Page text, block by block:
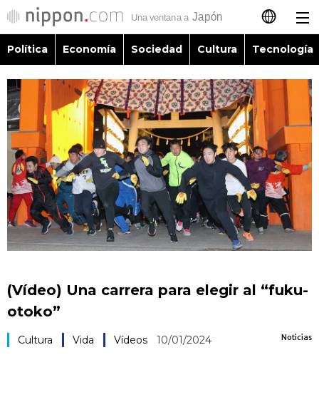
日本語
English
简体字
繁體字
Français
العربية
Política
Economía
Sociedad
Tecnología
Vida
Política Economía Sociedad Cultura Tecnología
(Vídeo) Una carrera para elegir al “fuku-
otoko”
Noticias
Cultura Vida Vídeos 10/01/2024